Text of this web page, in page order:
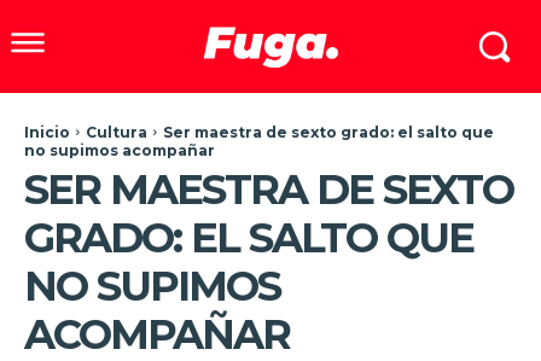
Inicio Cultura
Ser maestra de sexto grado: el salto que
no supimos acompañar
SER MAESTRA DE SEXTO
GRADO: EL SALTO QUE
NO SUPIMOS
ACOMPAÑAR